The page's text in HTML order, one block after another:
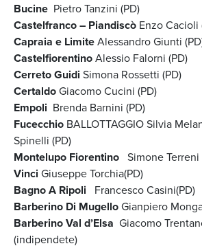
Bucine Pietro Tanzini (PD)
Castelfranco – Piandiscò Enzo Cacioli
Capraia e LimiteAlessandro Giunti
CastelfiorentinoAlessio Falorni (PD)
Cerreto Guidi Simona Rossetti (PD)
CertaldoGiacomo Cucini (PD)
Empoli Brenda Barnini (PD)
Fucecchio BALLOTTAGGIO Silvia
Spinelli (PD)
Montelupo Fiorentino Simone Terreni
Vinci Giuseppe Torchia(PD)
Bagno A Ripoli Francesco Casini(PD)
Barberino Di MugelloGianpiero
Barberino Val d’Elsa Giacomo
(indipendete)